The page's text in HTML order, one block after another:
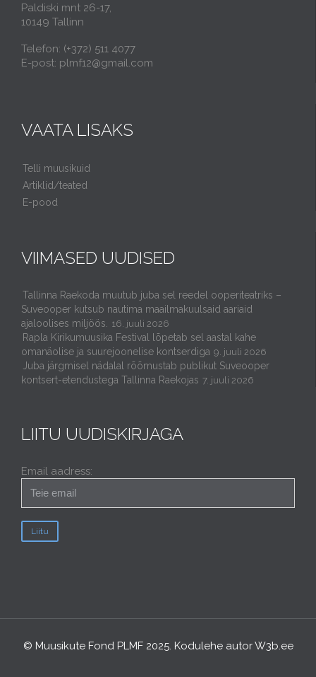
Paldiski mnt 26-17,
10149 Tallinn
Telefon: (+372) 511 4077
E-post: plmf12@gmail.com
VAATA LISAKS
Telli muusikuid
Artiklid/teated
E-pood
VIIMASED UUDISED
Tallinna Raekoda muutub juba sel reedel ooperiteatriks –
Suveooper kutsub nautima maailmakuulsaid aariaid
ajaloolises miljöös.
16. juuli 2026
Rapla Kirikumuusika Festival lõpetab sel aastal kahe
omanäolise ja suurejoonelise kontserdiga 9. juuli 2026
Juba järgmisel nädalal rõõmustab publikut Suveooper
kontsert-etendustega Tallinna Raekojas 7. juuli 2026
LIITU UUDISKIRJAGA
Email aadress:
© Muusikute Fond PLMF 2025. Kodulehe autorW3b.ee